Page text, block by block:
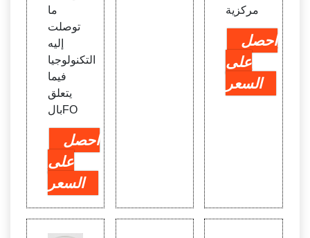
ما
توصلت
إليه
التكنولوجيا
فيما
يتعلق
بالFO
احصل
على
السعر
مركزية
احصل
على
السعر